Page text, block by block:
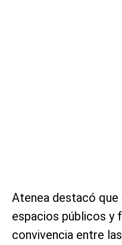
Atenea destacó
espacios públicos y
convivencia entre